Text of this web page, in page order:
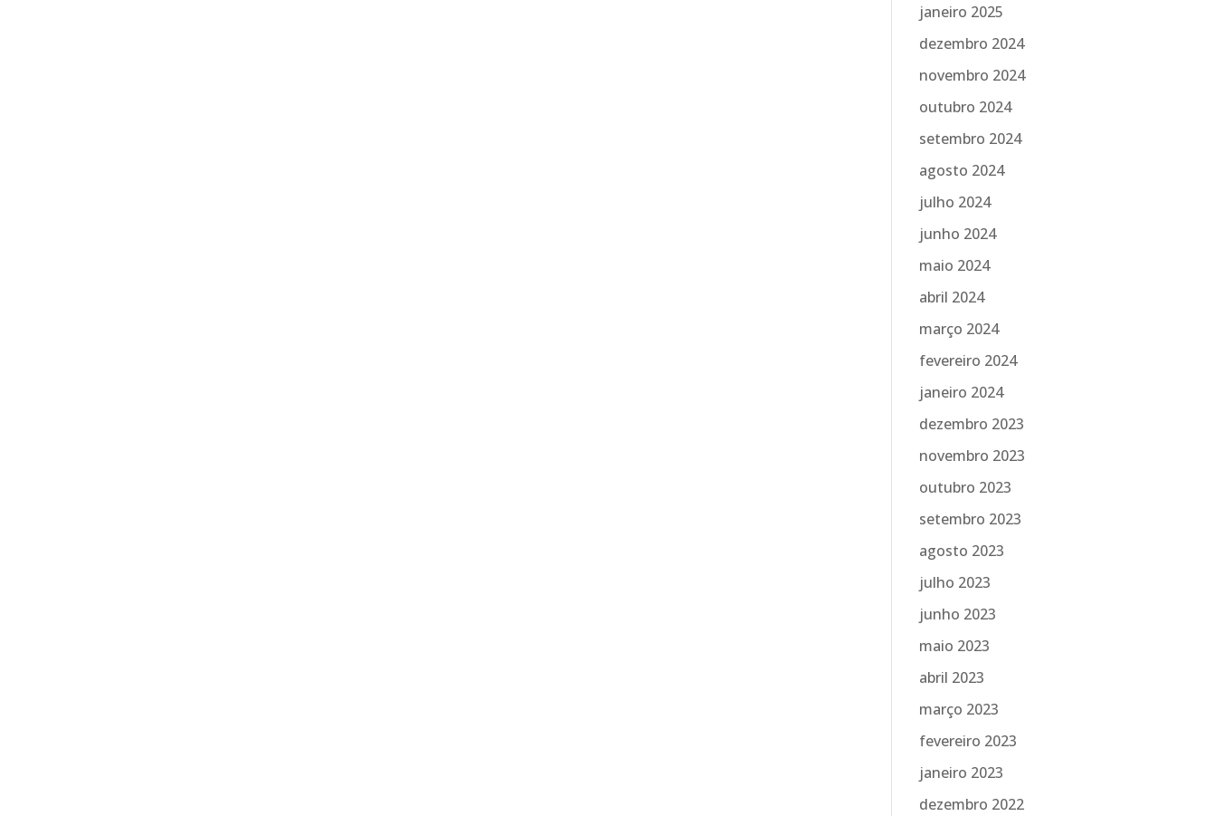
janeiro 2025
dezembro 2024
novembro 2024
outubro 2024
setembro 2024
agosto 2024
julho 2024
junho 2024
maio 2024
abril 2024
março 2024
fevereiro 2024
janeiro 2024
dezembro 2023
novembro 2023
outubro 2023
setembro 2023
agosto 2023
julho 2023
junho 2023
maio 2023
abril 2023
março 2023
fevereiro 2023
janeiro 2023
dezembro 2022